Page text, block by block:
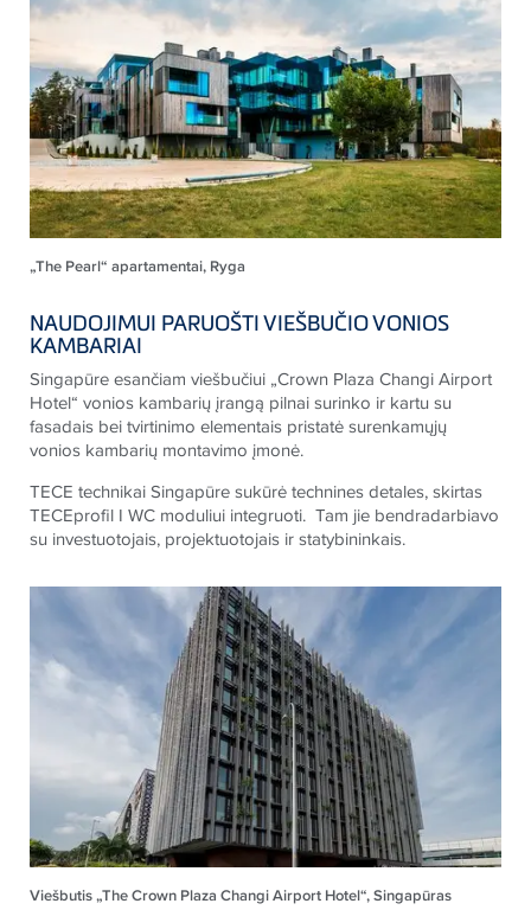
„The Pearl“ apartamentai, Ryga
NAUDOJIMUI PARUOŠTI VIEŠBUČIO VONIOS
KAMBARIAI
Singapūre esančiam viešbučiui „Crown Plaza Changi Airport
Hotel“ vonios kambarių įrangą pilnai surinko ir kartu su
fasadais bei tvirtinimo elementais pristatė surenkamųjų
vonios kambarių montavimo įmonė.
TECE technikai Singapūre sukūrė technines detales, skirtas
TECEprofil I WC moduliui integruoti. Tam jie bendradarbiavo
su investuotojais, projektuotojais ir statybininkais.
Viešbutis „The Crown Plaza Changi Airport Hotel“, Singapūras